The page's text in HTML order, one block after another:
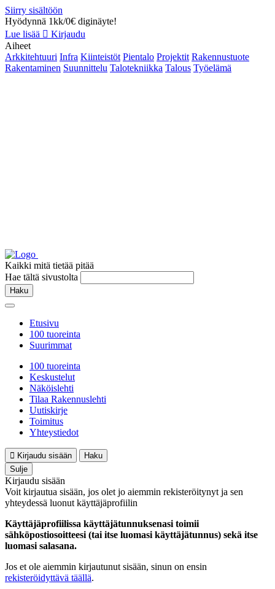
Siirry sisältöön
Hyödynnä 1kk/0€ diginäyte!
Lue lisää
Kirjaudu
Aiheet
Arkkitehtuuri Infra Kiinteistöt Pientalo Projektit Rakennustuote
Rakentaminen Suunnittelu Talotekniikka Talous Työelämä
Kaikki mitä tietää pitää
Hae tältä sivustolta
Haku
Etusivu
100 tuoreinta
Suurimmat
100 tuoreinta
Keskustelut
Näköislehti
Tilaa Rakennuslehti
Uutiskirje
Toimitus
Yhteystiedot
Kirjaudu sisään
Haku
Sulje
Kirjaudu sisään
Voit kirjautua sisään, jos olet jo aiemmin rekisteröitynyt ja sen
yhteydessä luonut käyttäjäprofiilin
Käyttäjäprofiilissa käyttäjätunnuksenasi toimii
sähköpostiosoitteesi (tai itse luomasi käyttäjätunnus) sekä itse
luomasi salasana.
Jos et ole aiemmin kirjautunut sisään, sinun on ensin
rekisteröidyttävä täällä.